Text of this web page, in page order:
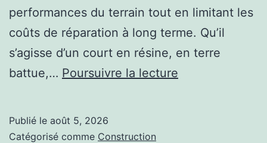
performances du terrain tout en limitant les
coûts de réparation à long terme. Qu’il
s’agisse d’un court en résine, en terre
battue,… Poursuivre la lecture
Publié le août 5, 2026
Catégorisé comme Construction